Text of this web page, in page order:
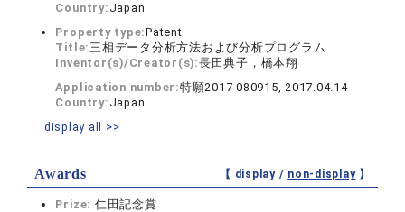
Country: Japan
Property type:Patent
Title:三相データ分析方法および分析プログラム
Inventor(s)/Creator(s):長田典子，橋本翔
Application number:特願2017-080915, 2017.04.14
Country: Japan
display all >>
Awards 【 display / non-display】
Prize: 仁田記念賞